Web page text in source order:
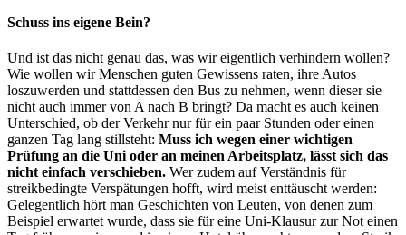
Schuss ins eigene Bein?
Und ist das nicht genau das, was wir eigentlich verhindern wollen?
Wie wollen wir Menschen guten Gewissens raten, ihre Autos
loszuwerden und stattdessen den Bus zu nehmen, wenn dieser sie
nicht auch immer von A nach B bringt? Da macht es auch keinen
Unterschied, ob der Verkehr nur für ein paar Stunden oder einen
ganzen Tag lang stillsteht: Muss ich wegen einer wichtigen
Prüfung an die Uni oder an meinen Arbeitsplatz, lässt sich das
nicht einfach verschieben. Wer zudem auf Verständnis für
streikbedingte Verspätungen hofft, wird meist enttäuscht werden:
Gelegentlich hört man Geschichten von Leuten, von denen zum
Beispiel erwartet wurde, dass sie für eine Uni-Klausur zur Not einen